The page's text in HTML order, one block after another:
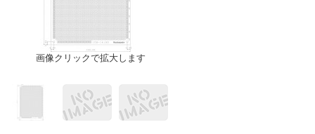
画像クリックで拡大します